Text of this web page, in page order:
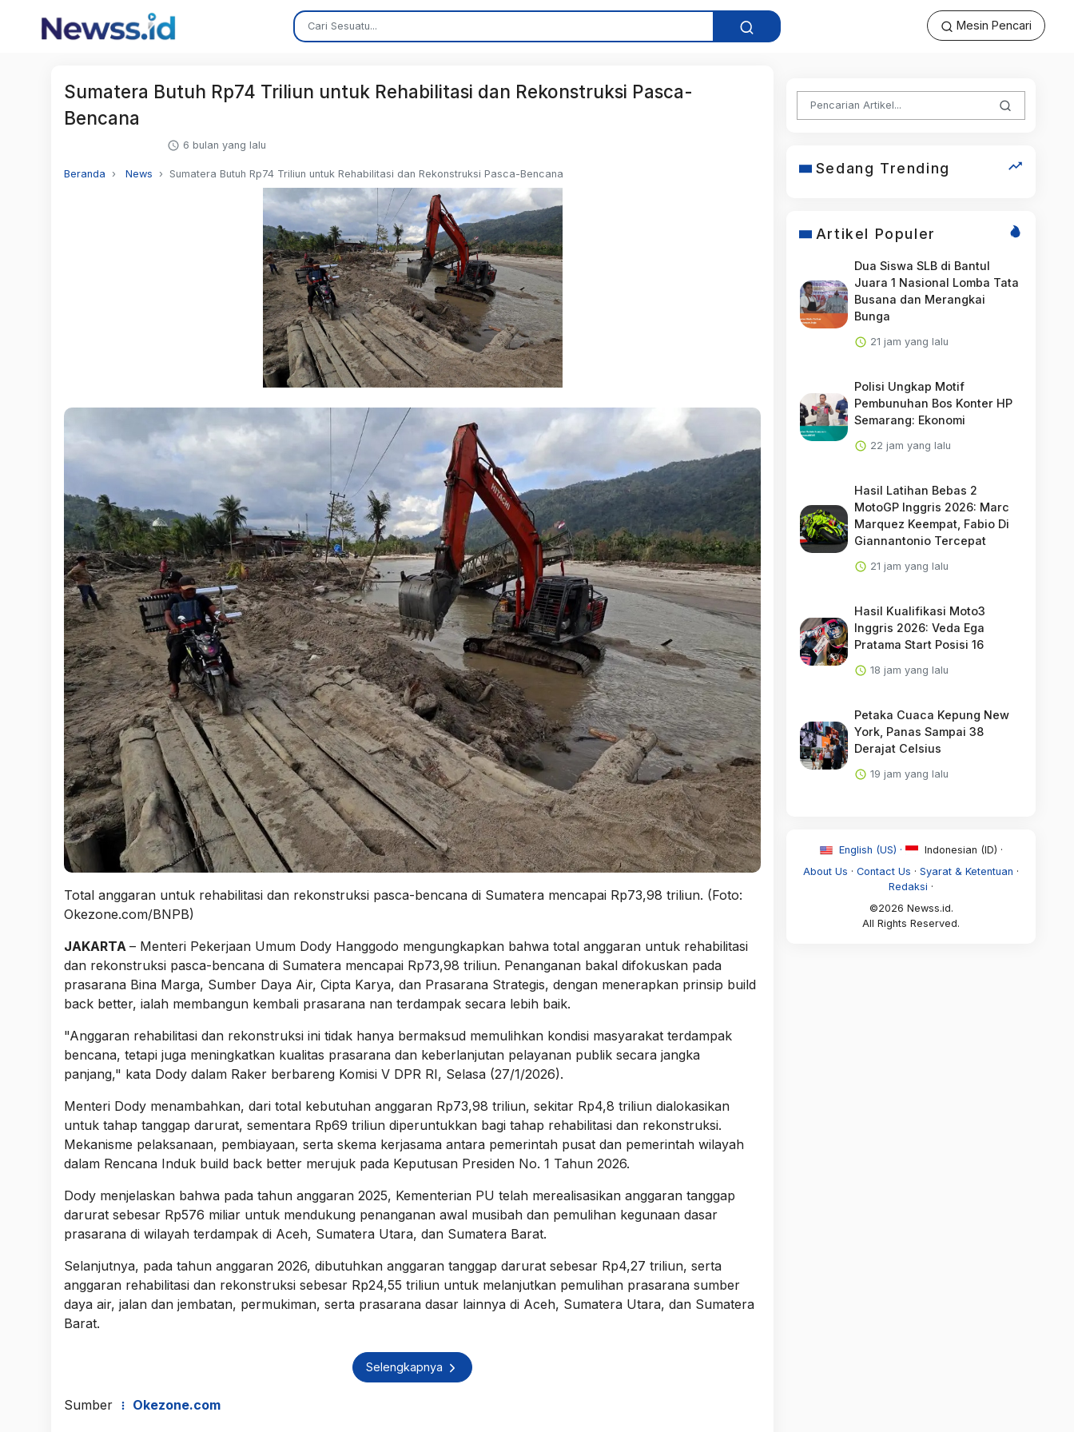
Mesin Pencari
Sumatera Butuh Rp74 Triliun untuk Rehabilitasi dan Rekonstruksi Pasca-
Bencana
6 bulan yang lalu
Beranda News Sumatera Butuh Rp74 Triliun untuk Rehabilitasi dan Rekonstruksi Pasca-Bencana
Total anggaran untuk rehabilitasi dan rekonstruksi pasca-bencana di Sumatera mencapai Rp73,98 triliun. (Foto:
Okezone.com/BNPB)
JAKARTA – Menteri Pekerjaan Umum Dody Hanggodo mengungkapkan bahwa total anggaran untuk rehabilitasi
dan rekonstruksi pasca-bencana di Sumatera mencapai Rp73,98 triliun. Penanganan bakal difokuskan pada
prasarana Bina Marga, Sumber Daya Air, Cipta Karya, dan Prasarana Strategis, dengan menerapkan prinsip build
back better, ialah membangun kembali prasarana nan terdampak secara lebih baik.
"Anggaran rehabilitasi dan rekonstruksi ini tidak hanya bermaksud memulihkan kondisi masyarakat terdampak
bencana, tetapi juga meningkatkan kualitas prasarana dan keberlanjutan pelayanan publik secara jangka
panjang," kata Dody dalam Raker berbareng Komisi V DPR RI, Selasa (27/1/2026).
Menteri Dody menambahkan, dari total kebutuhan anggaran Rp73,98 triliun, sekitar Rp4,8 triliun dialokasikan
untuk tahap tanggap darurat, sementara Rp69 triliun diperuntukkan bagi tahap rehabilitasi dan rekonstruksi.
Mekanisme pelaksanaan, pembiayaan, serta skema kerjasama antara pemerintah pusat dan pemerintah wilayah
dalam Rencana Induk build back better merujuk pada Keputusan Presiden No. 1 Tahun 2026.
Dody menjelaskan bahwa pada tahun anggaran 2025, Kementerian PU telah merealisasikan anggaran tanggap
darurat sebesar Rp576 miliar untuk mendukung penanganan awal musibah dan pemulihan kegunaan dasar
prasarana di wilayah terdampak di Aceh, Sumatera Utara, dan Sumatera Barat.
Selanjutnya, pada tahun anggaran 2026, dibutuhkan anggaran tanggap darurat sebesar Rp4,27 triliun, serta
anggaran rehabilitasi dan rekonstruksi sebesar Rp24,55 triliun untuk melanjutkan pemulihan prasarana sumber
daya air, jalan dan jembatan, permukiman, serta prasarana dasar lainnya di Aceh, Sumatera Utara, dan Sumatera
Barat.
Selengkapnya
Sumber Okezone.com
Sedang Trending
Artikel Populer
Dua Siswa SLB di Bantul
Juara 1 Nasional Lomba Tata
Busana dan Merangkai
Bunga
21 jam yang lalu
Polisi Ungkap Motif
Pembunuhan Bos Konter HP
Semarang: Ekonomi
22 jam yang lalu
Hasil Latihan Bebas 2
MotoGP Inggris 2026: Marc
Marquez Keempat, Fabio Di
Giannantonio Tercepat
21 jam yang lalu
Hasil Kualifikasi Moto3
Inggris 2026: Veda Ega
Pratama Start Posisi 16
18 jam yang lalu
Petaka Cuaca Kepung New
York, Panas Sampai 38
Derajat Celsius
19 jam yang lalu
English (US) ·
Indonesian (ID) ·
About Us · Contact Us · Syarat & Ketentuan ·
Redaksi ·
©2026 Newss.id.
All Rights Reserved.